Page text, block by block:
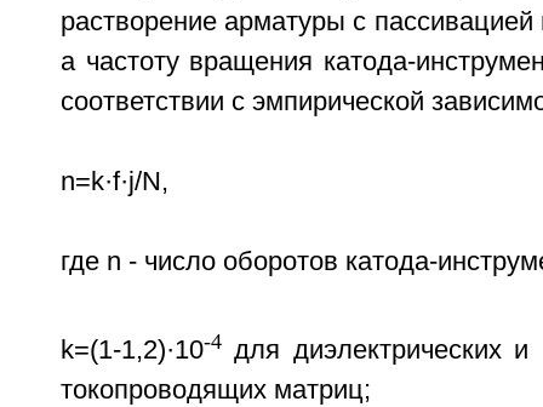
растворение арматуры с
а частоту вращения катода-
соответствии с эмпирической
n=k·f·j/N,
где n - число оборотов катода-
k=(1-1,2)·10-4для диэлектрических и
токопроводящих матриц;